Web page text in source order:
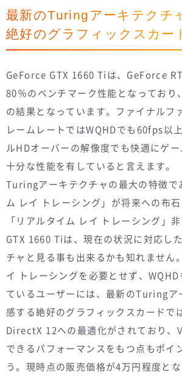
最新のTuringアーキテクチ
絶好のグラフィックスカー
GeForce GTX 1660 Tiは、GeForce
80％のベンチマーク性能となっており
の結果となっています。ファイナルフ
レームレートではWQHDでも60fps以
ルHDオーバーの解像度でも快適にゲ
十分な性能を有していると言えます。
Turingアーキテクチャの最大の特徴で
ム レイ トレーシング」が将来への布石
「リアルタイム レイ トレーシング」
GTX 1660 Tiは、現在の状況に対応し
チャと見る事も出来るかも知れません
イ トレーシングを必要とせず、
ているユーザーには、最新のTuringア
感する絶好のグラフィックスカードで
DirectX 12への最適化がされており、
できるパフォーマンスをもつ点もポイ
う。現時点の販売価格が4万円程度と